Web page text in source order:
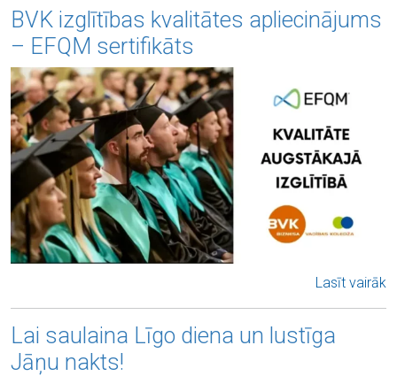
BVK izglītības kvalitātes apliecinājums
– EFQM sertifikāts
Lasīt vairāk
Lai saulaina Līgo diena un lustīga
Jāņu nakts!